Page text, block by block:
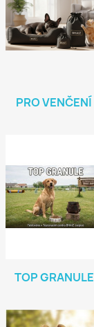
PRO VENČENÍ
TOP GRANULE